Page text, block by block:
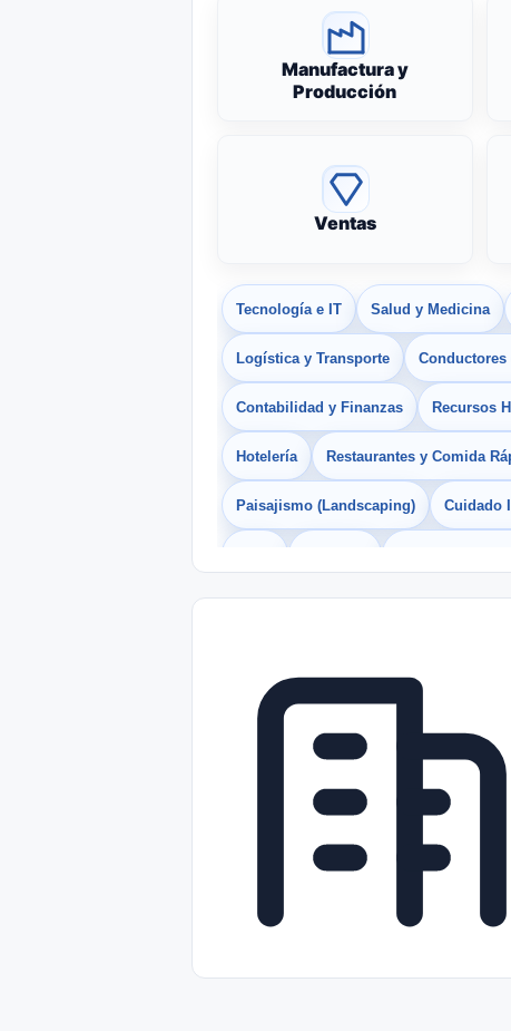
Manufactura y
Producción
Ventas
Tecnología e IT Salud y Medicina
Logística y Transporte Conductores
Contabilidad y Finanzas Recursos
Hotelería Restaurantes y Comida
Paisajismo (Landscaping) Cuidado
Freelance Prácticas (Internships)
Telecomunicaciones